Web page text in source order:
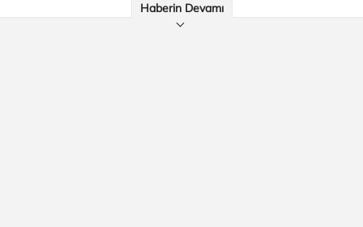
Haberin Devamı